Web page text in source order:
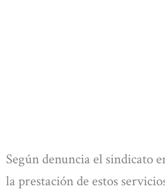
Según denuncia el sindicato
la prestación de estos